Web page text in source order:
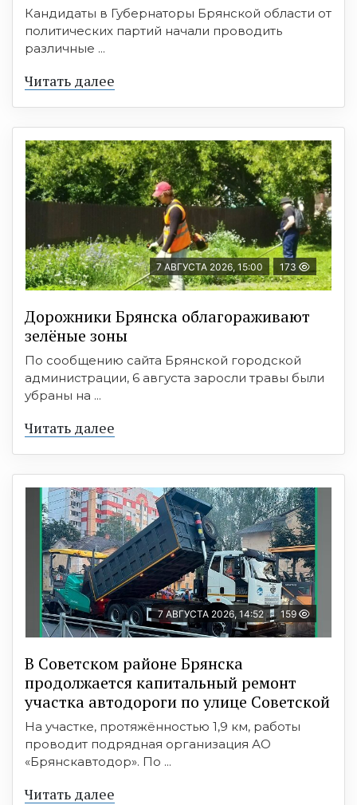
Кандидаты в Губернаторы Брянской области от
политических партий начали проводить
различные ...
Читать далее
7 АВГУСТА 2026, 15:00 173
Дорожники Брянска облагораживают
зелёные зоны
По сообщению сайта Брянской городской
администрации, 6 августа заросли травы были
убраны на ...
Читать далее
7 АВГУСТА 2026, 14:52 159
В Советском районе Брянска
продолжается капитальный ремонт
участка автодороги по улице Советской
На участке, протяжённостью 1,9 км, работы
проводит подрядная организация АО
«Брянскавтодор». По ...
Читать далее